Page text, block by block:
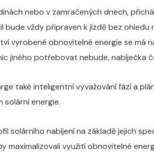
nebo v zamračených dnech,
vždy připraven k jízdě bez
vyrobené obnovitelné energie se
jiného potřebovat nebude, nabíječka
také inteligentní vyvažování fází a
energie.
solárního nabíjení na základě jejich
maximalizovali využití obnovitelné